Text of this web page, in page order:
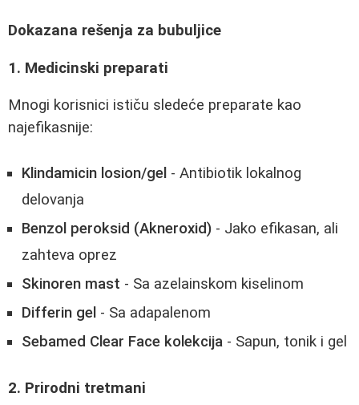
Dokazana rešenja za bubuljice
1. Medicinski preparati
Mnogi korisnici ističu sledeće preparate kao
najefikasnije:
Klindamicin losion/gel - Antibiotik lokalnog
delovanja
Benzol peroksid (Akneroxid) - Jako efikasan, ali
zahteva oprez
Skinoren mast - Sa azelainskom kiselinom
Differin gel - Sa adapalenom
Sebamed Clear Face kolekcija - Sapun, tonik i gel
2. Prirodni tretmani